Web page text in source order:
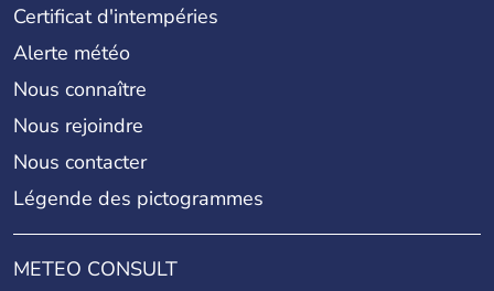
Certificat d'intempéries
Alerte météo
Nous connaître
Nous rejoindre
Nous contacter
Légende des pictogrammes
METEO CONSULT